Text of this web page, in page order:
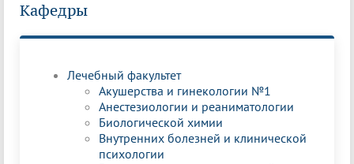
Кафедры
Лечебный факультет
Акушерства и гинекологии №1
Анестезиологии и реаниматологии
Биологической химии
Внутренних болезней и клинической
психологии